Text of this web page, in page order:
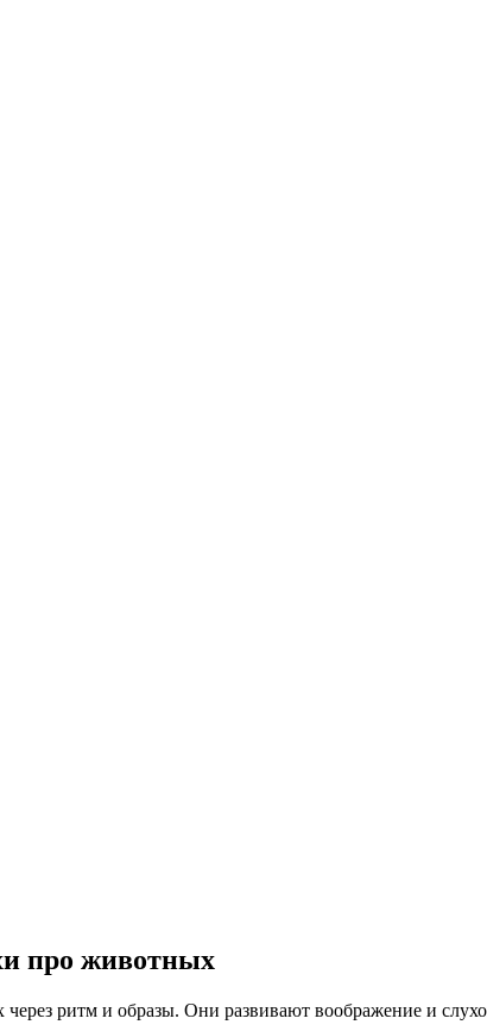
про животных
ритм и образы. Они развивают воображение и